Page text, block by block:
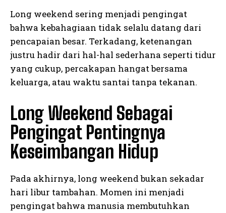
Long weekend sering menjadi pengingat
bahwa kebahagiaan tidak selalu datang dari
pencapaian besar. Terkadang, ketenangan
justru hadir dari hal-hal sederhana seperti tidur
yang cukup, percakapan hangat bersama
keluarga, atau waktu santai tanpa tekanan.
Long Weekend Sebagai
Pengingat Pentingnya
Keseimbangan Hidup
Pada akhirnya, long weekend bukan sekadar
hari libur tambahan. Momen ini menjadi
pengingat bahwa manusia membutuhkan